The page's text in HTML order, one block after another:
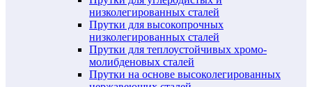
низколегированных сталей
Прутки для высокопрочных
низколегированных сталей
Прутки для теплоустойчивых хромо-
молибденовых сталей
Прутки на основе высоколегированных